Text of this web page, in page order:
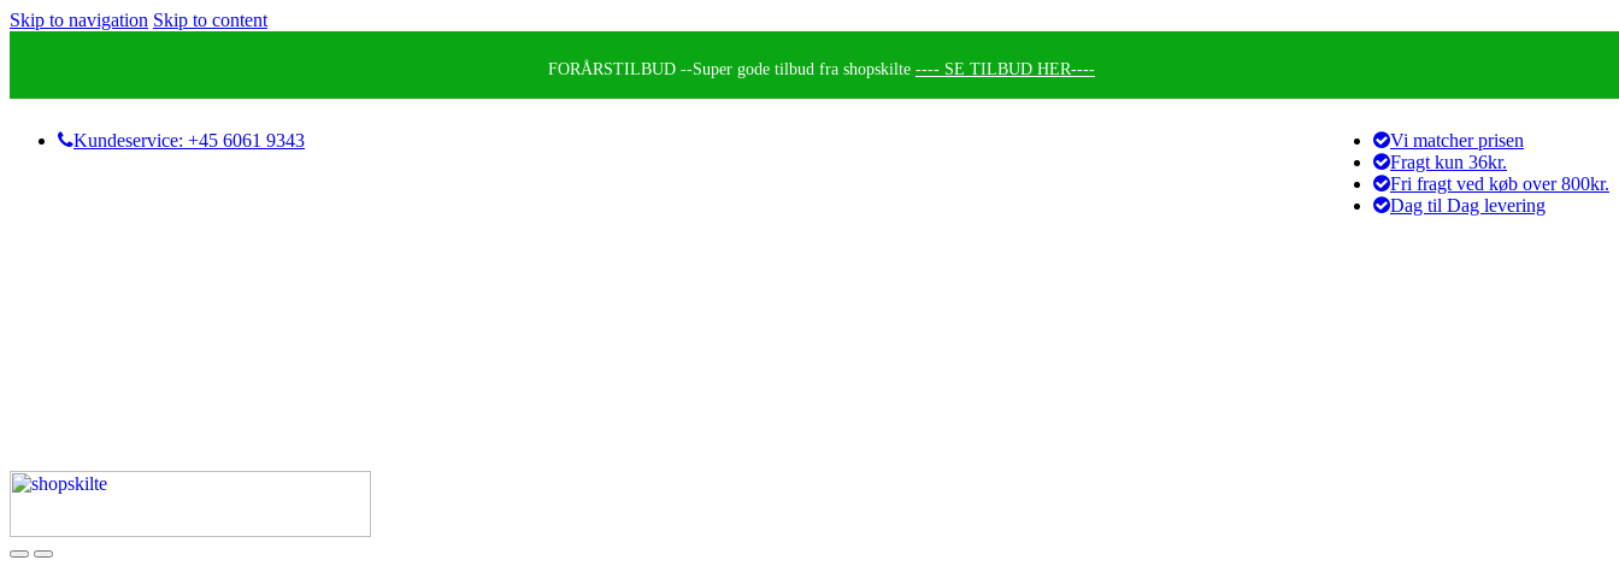
Skip to navigation Skip to content
FORÅRSTILBUD --Super gode tilbud fra shopskilte ---- SE TILBUD HER----
Kundeservice: +45 6061 9343
Vi matcher prisen
Fragt kun 36kr.
Fri fragt ved køb over 800kr.
Dag til Dag levering